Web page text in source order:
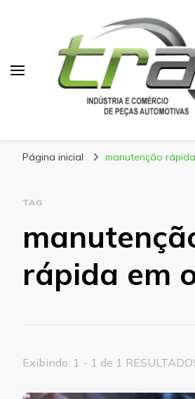
Página inicial manutenção
TAG
rápida em
Exibindo: 1 - 1 de 1